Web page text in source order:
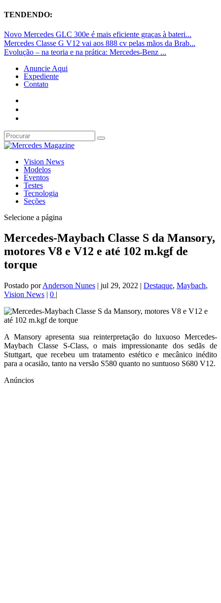
TENDENDO:
Novo Mercedes GLC 300e é mais eficiente graças à bateri...
Mercedes Classe G V12 vai aos 888 cv pelas mãos da Brab...
Evolução – na teoria e na prática: Mercedes-Benz ...
Anuncie Aqui
Expediente
Contato
Vision News
Modelos
Eventos
Testes
Tecnologia
Seções
Selecione a página
Mercedes-Maybach Classe S da Mansory,
motores V8 e V12 e até 102 m.kgf de
torque
Postado porAnderson Nunes | jul 29, 2022 | Destaque, Maybach,
Vision News | 0 |
A Mansory apresenta sua reinterpretação do luxuoso Mercedes-
Maybach Classe S-Class, o mais impressionante dos sedãs de
Stuttgart, que recebeu um tratamento estético e mecânico inédito
para a ocasião, tanto na versão S580 quanto no suntuoso S680 V12.
Anúncios